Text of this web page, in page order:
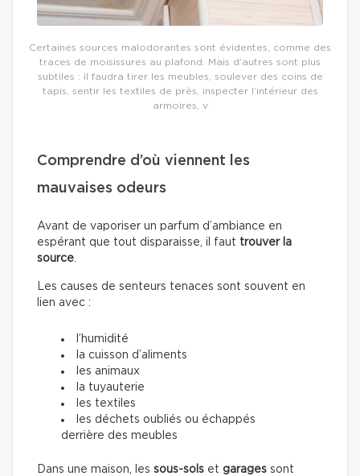
Certaines sources malodorantes sont évidentes, comme des
traces de moisissures au plafond. Mais d’autres sont plus
subtiles : il faudra tirer les meubles, soulever des coins de
tapis, sentir les textiles de près, inspecter l’intérieur des
armoires, v
Comprendre d’où viennent les
mauvaises odeurs
Avant de vaporiser un parfum d’ambiance en
espérant que tout disparaisse, il faut trouver la
source.
Les causes de senteurs tenaces sont souvent en
lien avec :
l’humidité
la cuisson d’aliments
les animaux
la tuyauterie
les textiles
les déchets oubliés ou échappés
derrière des meubles
Dans une maison, les sous-sols et garages sont